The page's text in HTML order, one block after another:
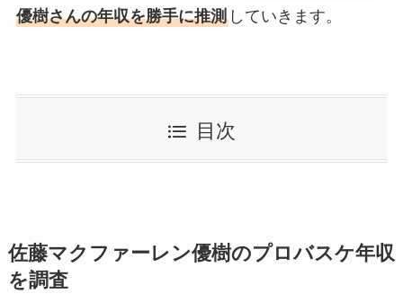
優樹さんの年収を勝手に推測していきます。
目次
佐藤マクファーレン優樹のプロバスケ年収
を調査